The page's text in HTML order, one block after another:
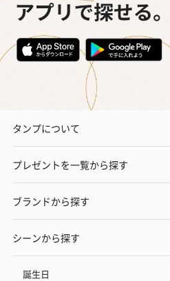
タンプについて
プレゼントを一覧から探す
ブランドから探す
シーンから探す
誕生日